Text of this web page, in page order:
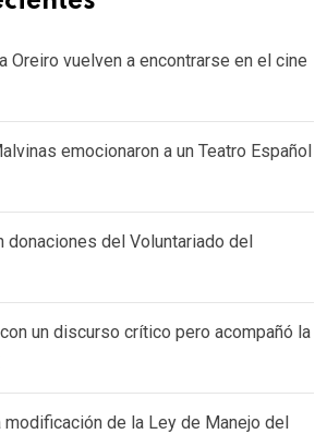
Oreiro vuelven a encontrarse en el cine
emocionaron a un Teatro Español
donaciones del Voluntariado del
un discurso crítico pero acompañó la
modificación de la Ley de Manejo del